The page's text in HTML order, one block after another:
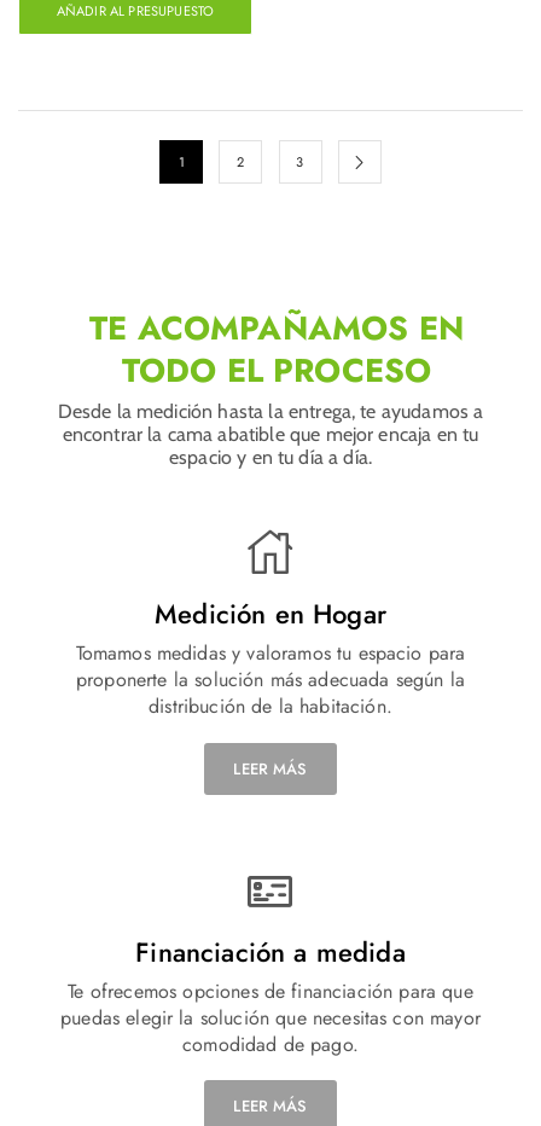
AÑADIR AL PRESUPUESTO
1 2 3
TE ACOMPAÑAMOS EN
TODO EL PROCESO
Desde la medición hasta la entrega, te ayudamos a
encontrar la cama abatible que mejor encaja en tu
espacio y en tu día a día.
Medición en Hogar
Tomamos medidas y valoramos tu espacio para
proponerte la solución más adecuada según la
distribución de la habitación.
LEER MÁS
Financiación a medida
Te ofrecemos opciones de financiación para que
puedas elegir la solución que necesitas con mayor
comodidad de pago.
LEER MÁS